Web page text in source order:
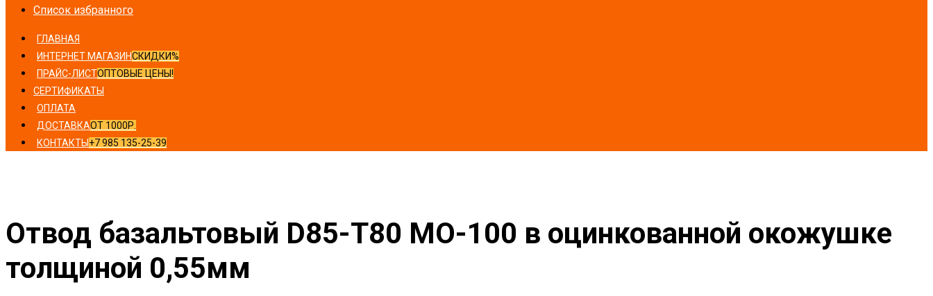
Список избранного
ГЛАВНАЯ
ИНТЕРНЕТ МАГАЗИНСКИДКИ%
ПРАЙС-ЛИСТОПТОВЫЕ ЦЕНЫ!
СЕРТИФИКАТЫ
ОПЛАТА
ДОСТАВКАОТ 1000Р.
КОНТАКТЫ +7 985 135-25-39
Отвод базальтовый D85-T80 MO-100 в оцинкованной окожушке
толщиной 0,55мм